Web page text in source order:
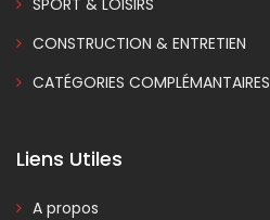
SPORT & LOISIRS
CONSTRUCTION & ENTRETIEN
CATÉGORIES COMPLÉMANTAIRES
Liens Utiles
A propos